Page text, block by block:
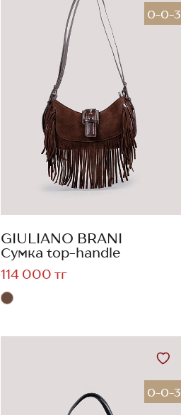
0-0-3
GIULIANO BRANI
Сумка top-handle
114 000 тг
0-0-3